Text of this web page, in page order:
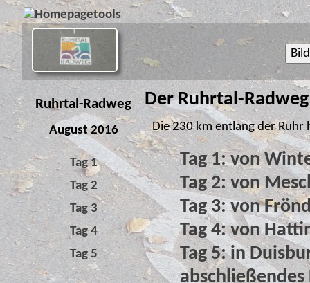
Ruhrtal-Radweg
August 2016
Tag 1
Tag 2
Tag 3
Tag 4
Tag 5
Der Ruhrtal-
Die 230 km entlang der
Tag 1: von
Tag 2: von
Tag 3: von
Tag 4: von
Tag 5: in
abschließendes